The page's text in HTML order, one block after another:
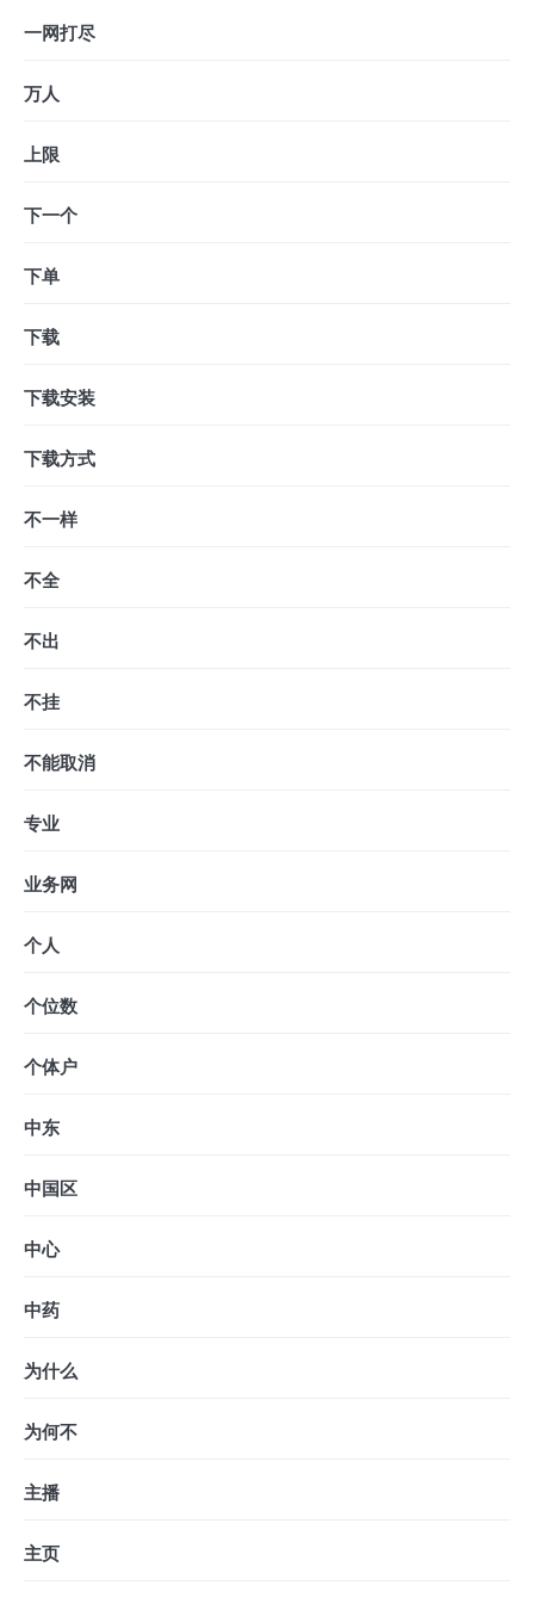
一网打尽
万人
上限
下一个
下单
下载
下载安装
下载方式
不一样
不全
不出
不挂
不能取消
专业
业务网
个人
个位数
个体户
中东
中国区
中心
中药
为什么
为何不
主播
主页